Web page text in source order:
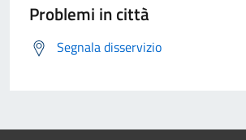
Problemi in città
Segnala disservizio